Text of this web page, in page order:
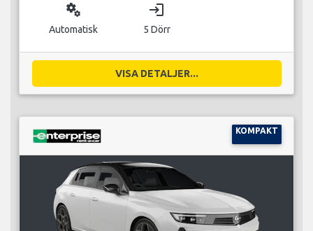
miscellaneous_services
Automatisk
login
5 Dörr
VISA DETALJER...
KOMPAKT